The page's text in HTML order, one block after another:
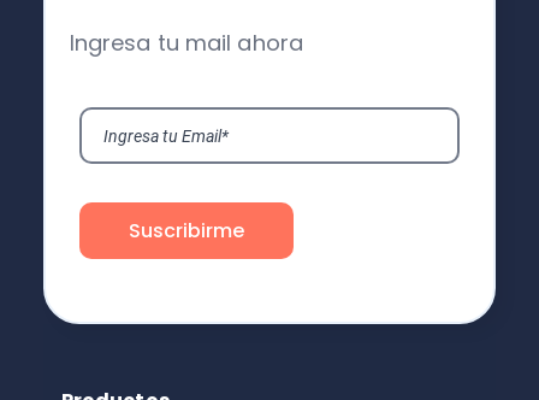
Ingresa tu mail ahora